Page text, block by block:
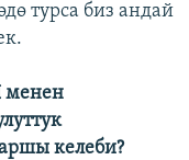
турса биз андай
менен
келеби?